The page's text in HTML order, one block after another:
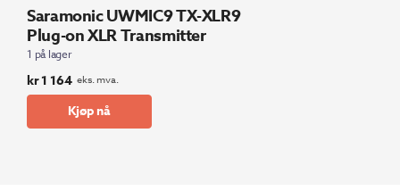
Saramonic UWMIC9 TX-XLR9
Plug-on XLR Transmitter
1 på lager
kr1 164 eks. mva.
Kjøp nå